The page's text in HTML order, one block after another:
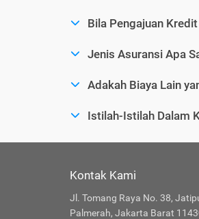
Bila Pengajuan
Jenis Asuransi Apa
Adakah Biaya Lain
Istilah-Istilah Dalam
Kontak Kami
Jl. Tomang Raya No. 38,
Palmerah, Jakarta Barat